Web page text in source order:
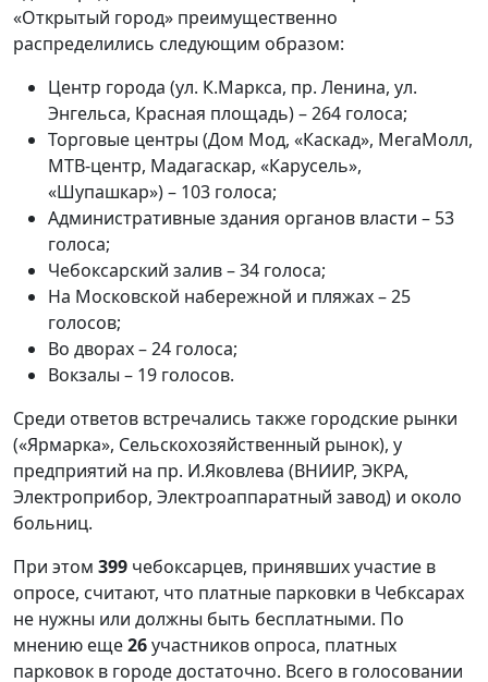
«Открытый город» преимущественно
распределились следующим образом:
Центр города (ул. К.Маркса, пр. Ленина, ул.
Энгельса, Красная площадь) – 264 голоса;
Торговые центры (Дом Мод, «Каскад», МегаМолл,
МТВ-центр, Мадагаскар, «Карусель»,
«Шупашкар») – 103 голоса;
Административные здания органов власти – 53
голоса;
Чебоксарский залив – 34 голоса;
На Московской набережной и пляжах – 25
голосов;
Во дворах – 24 голоса;
Вокзалы – 19 голосов.
Среди ответов встречались также городские рынки
(«Ярмарка», Сельскохозяйственный рынок), у
предприятий на пр. И.Яковлева (ВНИИР, ЭКРА,
Электроприбор, Электроаппаратный завод) и около
больниц.
При этом 399 чебоксарцев, принявших участие в
опросе, считают, что платные парковки в Чебксарах
не нужны или должны быть бесплатными. По
мнению еще26участников опроса, платных
парковок в городе достаточно. Всего в голосовании